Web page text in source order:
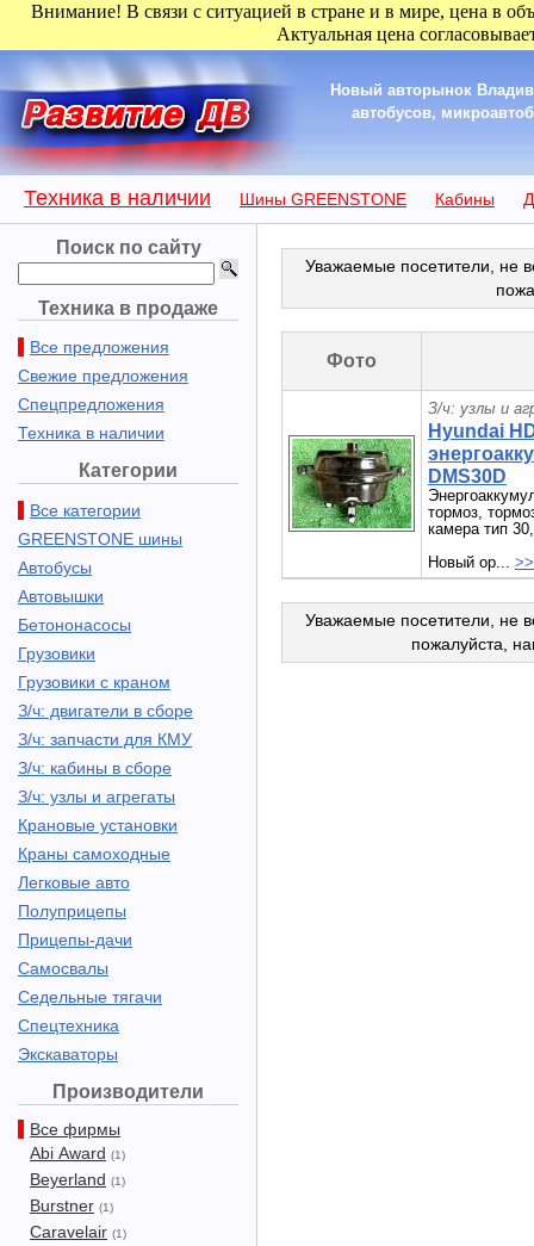
Внимание! В связи с ситуацией в стране и в мире, цена в
Актуальная цена
Новый авторынок
автобусов,
Техника в наличии Шины GREENSTONE Кабины
Поиск по сайту
Техника в продаже
Все предложения
Свежие предложения
Спецпредложения
Техника в наличии
Категории
Все категории
GREENSTONE шины
Автобусы
Автовышки
Бетононасосы
Грузовики
Грузовики с краном
З/ч: двигатели в сборе
З/ч: запчасти для КМУ
З/ч: кабины в сборе
З/ч: узлы и агрегаты
Крановые установки
Краны самоходные
Легковые авто
Полуприцепы
Прицепы-дачи
Самосвалы
Седельные тягачи
Спецтехника
Экскаваторы
Производители
Все фирмы
Abi Award (1)
Beyerland (1)
Burstner (1)
Caravelair (1)
Уважаемые посетители, не
Фото
З/ч: узлы и
Hyundai
DMS30D
тормоз,
камера тип
Новый ор...
Уважаемые посетители, не
пожалуйста,